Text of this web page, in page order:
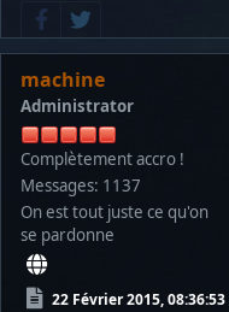
machine
Administrator
Complètement accro !
Messages: 1137
On est tout juste ce qu'on
se pardonne
22 Février 2015, 08:36:53